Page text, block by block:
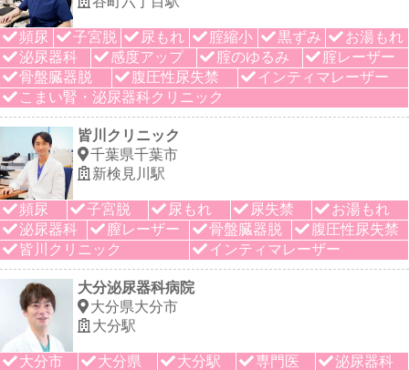
頻尿 子宮脱 尿もれ 腟縮小 黒ずみ
お湯もれ
泌尿器科
感度アップ 腟のゆるみ
腟レーザー
骨盤臓器脱
腹圧性尿失禁
インティマレーザー
こまい腎・泌尿器科クリニック
皆川クリニック
千葉県千葉市
新検見川駅
頻尿 子宮脱 尿もれ 尿失禁
お湯もれ
泌尿器科
膣レーザー 骨盤臓器脱
腹圧性尿失禁
皆川クリニック
インティマレーザー
大分泌尿器科病院
大分県大分市
大分駅
大分市 大分県 大分駅 専門医
泌尿器科